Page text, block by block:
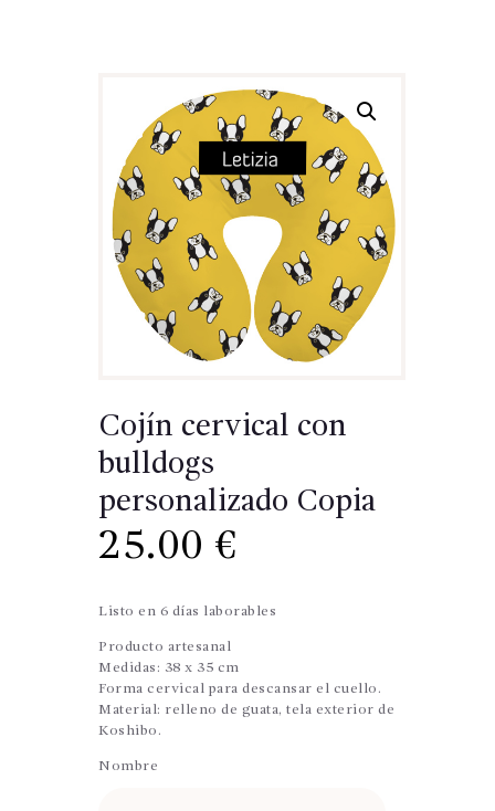
Cojín cervical con
bulldogs
personalizado Copia
25.00 €
Listo en 6 días laborables
Producto artesanal
Medidas: 38 x 35 cm
Forma cervical para descansar el cuello.
Material: relleno de guata, tela exterior de
Koshibo.
Nombre